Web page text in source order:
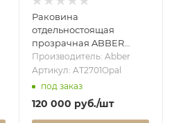
Раковина
отдельностоящая
прозрачная ABBER
Kristall AT2701Opal
коричневая
Производитель: Abber
Артикул: AT2701Opal
под заказ
120 000 руб./шт